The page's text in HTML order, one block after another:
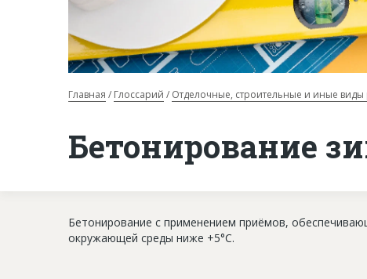
Главная Глоссарий Отделочные, строительные и иные виды
Бетонирование
Бетонирование с применением приёмов,
окружающей среды ниже +5°С.